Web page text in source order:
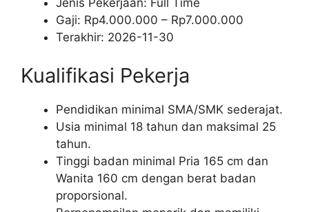
Jenis Pekerjaan: Full Time
Gaji: Rp4.000.000 – Rp7.000.000
Terakhir: 2026-11-30
Kualifikasi Pekerja
Pendidikan minimal SMA/SMK sederajat.
Usia minimal 18 tahun dan maksimal 25
tahun.
Tinggi badan minimal Pria 165 cm dan
Wanita 160 cm dengan berat badan
proporsional.